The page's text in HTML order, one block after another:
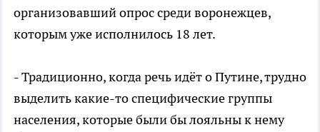
организовавший опрос среди воронежцев,
которым уже исполнилось 18 лет.
- Традиционно, когда речь идёт о Путине, трудно
выделить какие-то специфические группы
населения, которые были бы лояльны к нему